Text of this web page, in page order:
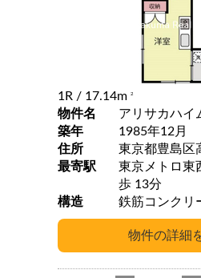
1R / 17.14m 2
物件名
アリサカハイ
築年
1985年12月
住所
東京都豊島区
最寄駅
東京メトロ東西
歩 13分
構造
鉄筋コンクリ